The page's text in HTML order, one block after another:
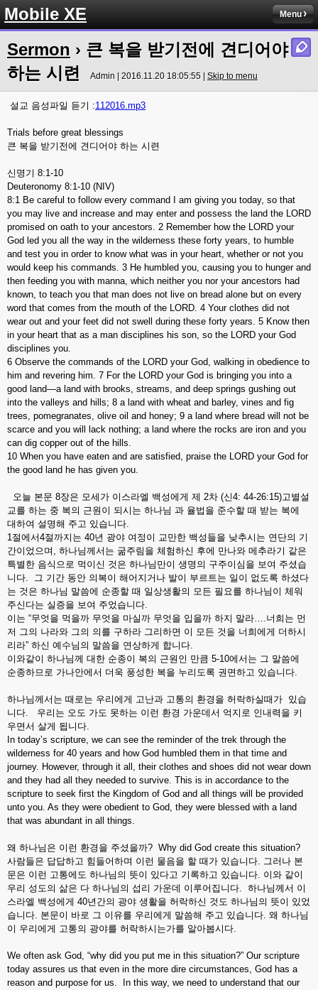
Mobile XE Menu
Sermon › 큰 복을 받기전에 견디어야
하는 시련
Admin | 2016.11.20 18:05:55 | Skip to menu
설교 음성파일 듣기 :112016.mp3
Trials before great blessings
큰 복을 받기전에 견디어야 하는 시련
신명기 8:1-10
Deuteronomy 8:1-10 (NIV)
8:1 Be careful to follow every command I am giving you today, so that
you may live and increase and may enter and possess the land the LORD
promised on oath to your ancestors. 2 Remember how the LORD your
God led you all the way in the wilderness these forty years, to humble
and test you in order to know what was in your heart, whether or not you
would keep his commands. 3 He humbled you, causing you to hunger and
then feeding you with manna, which neither you nor your ancestors had
known, to teach you that man does not live on bread alone but on every
word that comes from the mouth of the LORD. 4 Your clothes did not
wear out and your feet did not swell during these forty years. 5 Know then
in your heart that as a man disciplines his son, so the LORD your God
disciplines you.
6 Observe the commands of the LORD your God, walking in obedience to
him and revering him. 7 For the LORD your God is bringing you into a
good land—a land with brooks, streams, and deep springs gushing out
into the valleys and hills; 8 a land with wheat and barley, vines and fig
trees, pomegranates, olive oil and honey; 9 a land where bread will not be
scarce and you will lack nothing; a land where the rocks are iron and you
can dig copper out of the hills.
10 When you have eaten and are satisfied, praise the LORD your God for
the good land he has given you.
오늘 본문 8장은 모세가 이스라엘 백성에게 제 2차 (신4: 44-26:15)고별설
교를 하는 중 복의 근원이 되시는 하나님 과 율법을 준수할 때 받는 복에
대하여 설명해 주고 있습니다.
1절에서4절까지는 40년 광야 여정이 교만한 백성들을 낮추시는 연단의 기
간이었으며, 하나님께서는 굶주림을 체험하신 후에 만나와 메추라기 같은
특별한 음식으로 먹이신 것은 하나님만이 생명의 구주이심을 보여 주셨습
니다. 그 기간 동안 의복이 해어지거나 발이 부르트는 일이 없도록 하셨다
는 것은 하나님 말씀에 순종할 때 일상생활의 모든 필요를 하나님이 체워
주신다는 실증을 보여 주었습니다.
이는 “무엇을 먹을까 무엇을 마실까 무엇을 입을까 하지 말라….너희는 먼
저 그의 나라와 그의 의를 구하라 그리하면 이 모든 것을 너희에게 더하시
리라” 하신 예수님의 말씀을 연상하게 합니다.
이와같이 하나님께 대한 순종이 복의 근원인 만큼 5-10에서는 그 말씀에
순종하므로 가나안에서 더욱 풍성한 복을 누리도록 권면하고 있습니다.
하나님께서는 때로는 우리에게 고난과 고통의 환경을 허락하실때가 있습
니다. 우리는 오도 가도 못하는 이런 환경 가운데서 억지로 인내력을 키
우면서 살게 됩니다.
In today’s scripture, we can see the reminder of the trek through the
wilderness for 40 years and how God humbled them in that time and
journey. However, through it all, their clothes and shoes did not wear down
and they had all they needed to survive. This is in accordance to the
scripture to seek first the Kingdom of God and all things will be provided
unto you. As they were obedient to God, they were blessed with a land
that was abundant in all things.
왜 하나님은 이런 환경을 주셨을까? Why did God create this situation?
사람들은 답답하고 힘들어하며 이런 물음을 할 때가 있습니다. 그러나 본
문은 이런 고통에도 하나님의 뜻이 있다고 기록하고 있습니다. 이와 같이
우리 성도의 삶은 다 하나님의 섭리 가운데 이루어집니다. 하나님께서 이
스라엘 백성에게 40년간의 광야 생활을 허락하신 것도 하나님의 뜻이 있었
습니다. 본문이 바로 그 이유를 우리에게 말씀해 주고 있습니다. 왜 하나님
이 우리에게 고통의 광야를 허락하시는가를 알아봅시다.
We often ask God, “why did you put me in this situation?” Our scripture
today assures us that even in the more dire circumstances, God has a
reason and purpose for us. In this way, we need to understand that our